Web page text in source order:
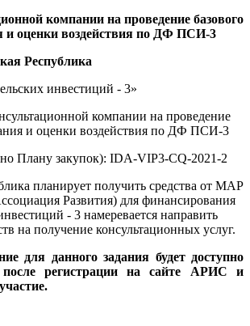
компании на проведение базового
и оценки воздействия по ДФ ПСИ-3
Республика
инвестиций - 3»
компании на проведение
и оценки воздействия по ДФ ПСИ-3
Плану закупок): IDA-VIP3-CQ-2021-2
планирует получить средства от МАР
Развития) для финансирования
- 3 намеревается направить
на получение консультационных услуг.
для данного задания будет доступно
после регистрации на сайте АРИС и